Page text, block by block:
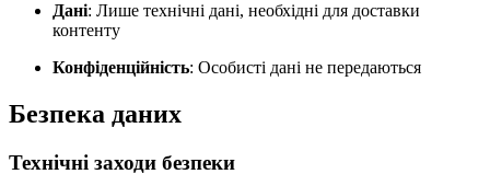
Дані: Лише технічні дані, необхідні для доставки
контенту
Конфіденційність: Особисті дані не передаються
Безпека даних
Технічні заходи безпеки